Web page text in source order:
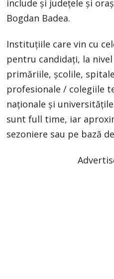
include și județele și
Bogdan Badea.
Instituțiile care vin cu
pentru candidați, la
primăriile, școlile,
profesionale / colegiile
naționale și
sunt full time, iar
sezoniere sau pe bază